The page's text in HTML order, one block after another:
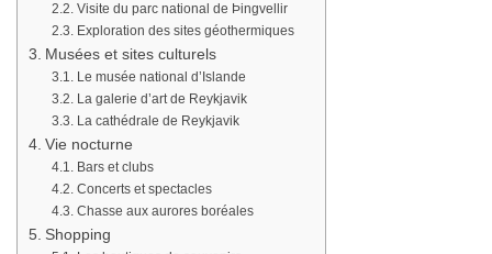
Visite du parc national de Þingvellir
Exploration des sites géothermiques
Musées et sites culturels
Le musée national d’Islande
La galerie d’art de Reykjavik
La cathédrale de Reykjavik
Vie nocturne
Bars et clubs
Concerts et spectacles
Chasse aux aurores boréales
Shopping